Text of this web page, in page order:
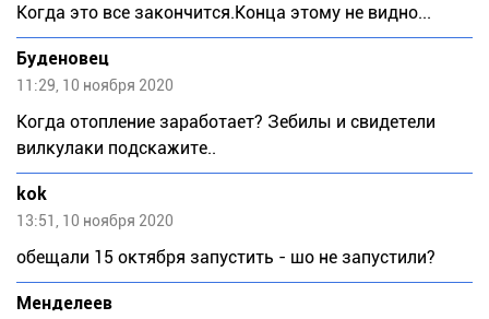
Когда это все закончится.Конца этому не видно...
Буденовец
11:29, 10 ноября 2020
Когда отопление заработает? Зебилы и свидетели
вилкулаки подскажите..
kok
13:51, 10 ноября 2020
обещали 15 октября запустить - шо не запустили?
Meндeлeeв